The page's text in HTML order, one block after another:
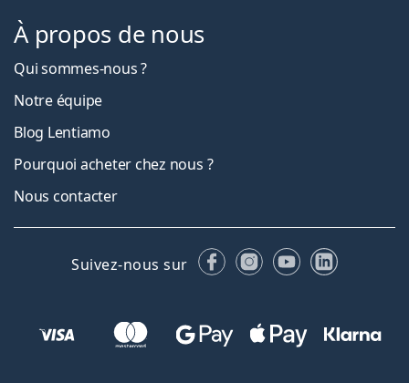
À propos de nous
Qui sommes-nous ?
Notre équipe
Blog Lentiamo
Pourquoi acheter chez nous ?
Nous contacter
Suivez-nous sur FacebookInstagram
YouTubeLinkedIn